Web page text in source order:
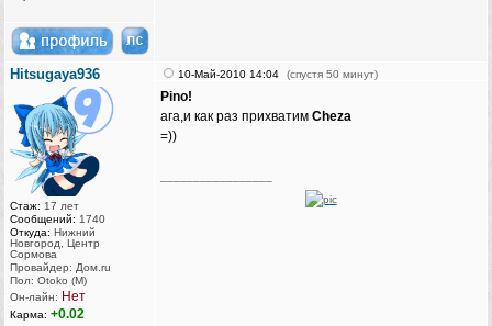
Hitsugaya936
Стаж: 17 лет
Сообщений: 1740
Откуда: Нижний
Новгород, Центр
Сормова
Провайдер: Дом.ru
Пол: Otoko (M)
Он-лайн: Нет
Карма: +0.02
10-Май-2010 14:04 (спустя 50 минут)
Pino!
ага,и как раз прихватим Cheza
=))